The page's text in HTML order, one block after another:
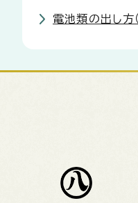
電池類の出し方